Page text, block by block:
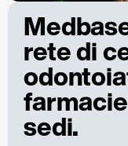
rete di
sedi.